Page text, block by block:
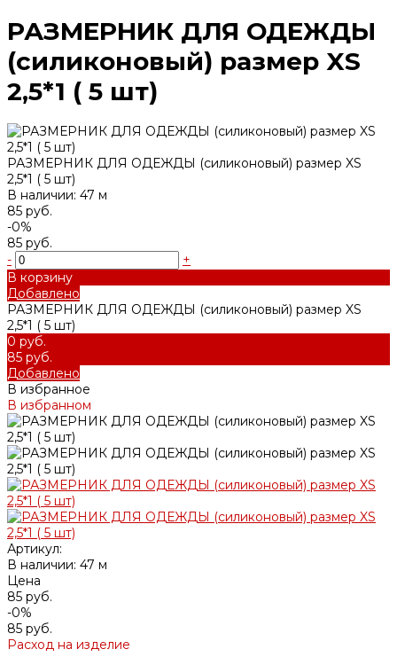
РАЗМЕРНИК ДЛЯ ОДЕЖДЫ
(силиконовый) размер XS
2,5*1 ( 5 шт)
РАЗМЕРНИК ДЛЯ ОДЕЖДЫ (силиконовый) размер XS
2,5*1 ( 5 шт)
В наличии: 47 м
85 руб.
-0%
85 руб.
-
+
В корзину
Добавлено
РАЗМЕРНИК ДЛЯ ОДЕЖДЫ (силиконовый) размер XS
2,5*1 ( 5 шт)
0 руб.
85 руб.
Добавлено
В избранное
В избранном
Артикул:
В наличии: 47 м
Цена
85 руб.
-0%
85 руб.
Расход на изделие